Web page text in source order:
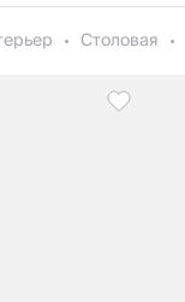
Столовая